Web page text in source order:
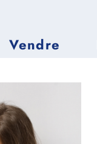
Vendre